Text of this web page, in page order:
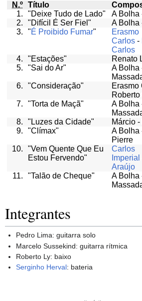
N.º Título
1.
"Deixe Tudo de Lado"
A Bolha
2.
"Difícil É Ser Fiel"
A Bolha
3.
"É Proibido Fumar"
Erasmo
Carlos -
Carlos
4.
"Estações"
Renato
5.
"Sai do Ar"
A Bolha
6.
"Consideração"
Erasmo
7.
"Torta de Maçã"
A Bolha
8.
"Luzes da Cidade"
Márcio
9.
"Clímax"
A Bolha
Pierre
10.
"Vem Quente Que Eu
Estou Fervendo"
Carlos
Imperial
Araújo
11.
"Talão de Cheque"
A Bolha
Integrantes
Pedro Lima: guitarra solo
Marcelo Sussekind: guitarra rítmica
Roberto Ly: baixo
Serginho Herval: bateria